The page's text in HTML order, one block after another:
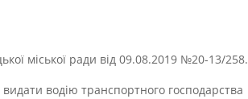
міської ради від 09.08.2019 №20-13/258.
видати водію транспортного господарства